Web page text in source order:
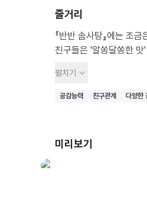
줄거리
『반반 솜사탕』에는 조
친구들은 '알쏭달쏭한
우리 아이도 다른 친구
거예요. 친구를 이해하
펼치기
공감능력 친구관계 다양한
미리보기